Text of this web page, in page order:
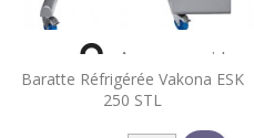
Baratte Réfrigérée Vakona ESK
250 STL
 Aperçu rapide